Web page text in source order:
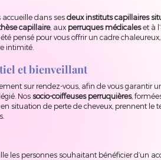
dans ses deux instituts capillaires
capillaire, aux perruques médicaleset à
pensé pour vous offrir un cadre
intimité.
et bienveillant
sur rendez-vous, afin de vous garantir
Nos socio-coiffeuses perruquières,
situation de perte de cheveux, prennent le
les personnes souhaitant bénéficier d’un